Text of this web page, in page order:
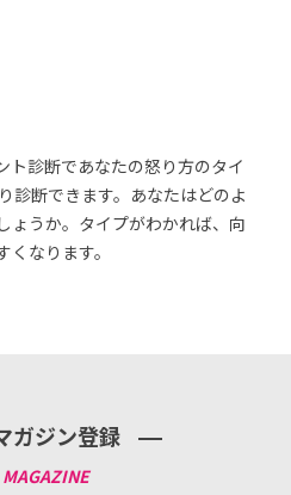
ト診断であなたの怒り方のタイ
診断できます。あなたはどのよ
ょうか。タイプがわかれば、向
なります。
ガジン登録